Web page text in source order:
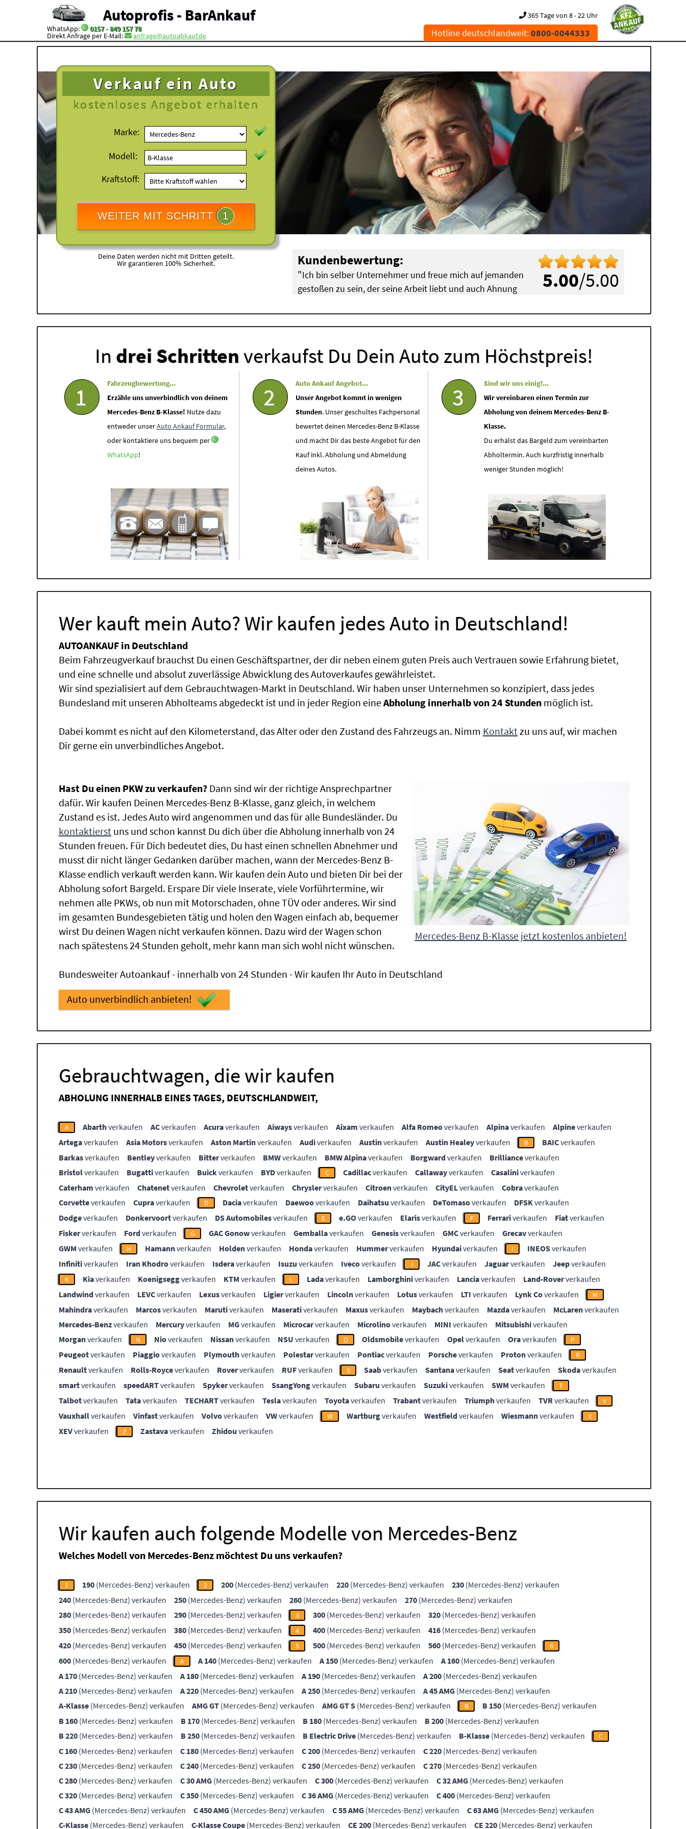
Autoprofis - BarAnkauf
WhatsApp: 0157 - 849 157 78
Direkt Anfrage per E-Mail: anfrage@autoabkauf.de
365 Tage von 8 - 22 Uhr
Hotline deutschlandweit:0800-0044333
Verkauf ein Auto
kostenloses Angebot erhalten
Marke:
Modell:
Kraftstoff:
WEITER MIT SCHRITT 1
Deine Daten werden nicht mit Dritten geteilt.
Wir garantieren 100% Sicherheit.
5.00/5.00
Kundenbewertung:
"Ich bin selber Unternehmer und freue mich auf jemanden
gestoßen zu sein, der seine Arbeit liebt und auch Ahnung
Breuer aus Köln Pulheim (BMW Motorschaden)
In drei Schrittenverkaufst Du Dein Auto zum Höchstpreis!
1
Fahrzeugbewertung...
Erzähle uns unverbindlich von deinem
Mercedes-Benz B-Klasse! Nutze dazu
entweder unserAuto Ankauf Formular,
oder kontaktiere uns bequem per
WhatsApp!
2
Auto Ankauf Angebot...
Unser Angebot kommt in wenigen
Stunden. Unser geschultes Fachpersonal
bewertet deinen Mercedes-Benz B-Klasse
und macht Dir das beste Angebot für den
Kauf inkl. Abholung und Abmeldung
deines Autos.
3
Sind wir uns einig?...
Wir vereinbaren einen Termin zur
Abholung von deinem Mercedes-Benz B-
Klasse.
Du erhälst das Bargeld zum vereinbarten
Abholtermin. Auch kurzfristig innerhalb
weniger Stunden möglich!
Wer kauft mein Auto? Wir kaufen jedes Auto in Deutschland!
AUTOANKAUF in Deutschland
Beim Fahrzeugverkauf brauchst Du einen Geschäftspartner, der dir neben einem guten Preis auch Vertrauen sowie Erfahrung bietet,
und eine schnelle und absolut zuverlässige Abwicklung des Autoverkaufes gewährleistet.
Wir sind spezialisiert auf dem Gebrauchtwagen-Markt in Deutschland. Wir haben unser Unternehmen so konzipiert, dass jedes
Bundesland mit unseren Abholteams abgedeckt ist und in jeder Region eineAbholung innerhalb von 24 Stunden möglich ist.
Dabei kommt es nicht auf den Kilometerstand, das Alter oder den Zustand des Fahrzeugs an. Nimm Kontaktzu uns auf, wir machen
Dir gerne ein unverbindliches Angebot.
Mercedes-Benz B-Klasse jetzt kostenlos anbieten!
Hast Du einen PKW zu verkaufen? Dann sind wir der richtige Ansprechpartner
dafür. Wir kaufen Deinen Mercedes-Benz B-Klasse, ganz gleich, in welchem
Zustand es ist. Jedes Auto wird angenommen und das für alle Bundesländer. Du
kontaktierst uns und schon kannst Du dich über die Abholung innerhalb von 24
Stunden freuen. Für Dich bedeutet dies, Du hast einen schnellen Abnehmer und
musst dir nicht länger Gedanken darüber machen, wann der Mercedes-Benz B-
Klasse endlich verkauft werden kann. Wir kaufen dein Auto und bieten Dir bei der
Abholung sofort Bargeld. Erspare Dir viele Inserate, viele Vorführtermine, wir
nehmen alle PKWs, ob nun mit Motorschaden, ohne TÜV oder anderes. Wir sind
im gesamten Bundesgebieten tätig und holen den Wagen einfach ab, bequemer
wirst Du deinen Wagen nicht verkaufen können. Dazu wird der Wagen schon
nach spätestens 24 Stunden geholt, mehr kann man sich wohl nicht wünschen.
Bundesweiter Autoankauf - innerhalb von 24 Stunden - Wir kaufen Ihr Auto in Deutschland
Auto unverbindlich anbieten!
Gebrauchtwagen, die wir kaufen
ABHOLUNG INNERHALB EINES TAGES, DEUTSCHLANDWEIT,
A Abarthverkaufen ACverkaufen Acuraverkaufen Aiwaysverkaufen Aixam verkaufen Alfa Romeoverkaufen Alpinaverkaufen Alpineverkaufen
Artegaverkaufen Asia Motorsverkaufen Aston Martinverkaufen Audiverkaufen Austinverkaufen Austin Healeyverkaufen B BAICverkaufen
Barkasverkaufen Bentleyverkaufen Bitterverkaufen BMWverkaufen BMW Alpinaverkaufen Borgwardverkaufen Brillianceverkaufen
Bristolverkaufen Bugattiverkaufen Buickverkaufen BYDverkaufen C Cadillacverkaufen Callawayverkaufen Casaliniverkaufen
Caterham verkaufen Chatenetverkaufen Chevroletverkaufen Chryslerverkaufen Citroenverkaufen CityELverkaufen Cobraverkaufen
Corvetteverkaufen Cupraverkaufen D Daciaverkaufen Daewooverkaufen Daihatsu verkaufen DeTomasoverkaufen DFSKverkaufen
Dodgeverkaufen Donkervoortverkaufen DS Automobilesverkaufen E e.GOverkaufen Elarisverkaufen F Ferrariverkaufen Fiatverkaufen
Fiskerverkaufen Fordverkaufen G GAC Gonowverkaufen Gemballaverkaufen Genesisverkaufen GMCverkaufen Grecavverkaufen
GWM verkaufen H Hamannverkaufen Holdenverkaufen Hondaverkaufen Hummerverkaufen Hyundaiverkaufen I INEOSverkaufen
Infinitiverkaufen Iran Khodroverkaufen Isderaverkaufen Isuzu verkaufen Ivecoverkaufen J JACverkaufen Jaguarverkaufen Jeepverkaufen
K Kiaverkaufen Koenigseggverkaufen KTM verkaufen L Ladaverkaufen Lamborghiniverkaufen Lanciaverkaufen Land-Roververkaufen
Landwindverkaufen LEVCverkaufen Lexusverkaufen Ligierverkaufen Lincolnverkaufen Lotusverkaufen LTI verkaufen Lynk Coverkaufen M
Mahindraverkaufen Marcosverkaufen Marutiverkaufen Maserativerkaufen Maxusverkaufen Maybachverkaufen Mazdaverkaufen McLarenverkaufen
Mercedes-Benzverkaufen Mercuryverkaufen MGverkaufen Microcarverkaufen Microlinoverkaufen MINI verkaufen Mitsubishiverkaufen
Morganverkaufen N Nioverkaufen Nissanverkaufen NSU verkaufen O Oldsmobileverkaufen Opelverkaufen Oraverkaufen P
Peugeotverkaufen Piaggioverkaufen Plymouthverkaufen Polestarverkaufen Pontiacverkaufen Porscheverkaufen Protonverkaufen R
Renaultverkaufen Rolls-Royceverkaufen Roververkaufen RUFverkaufen S Saabverkaufen Santanaverkaufen Seatverkaufen Skodaverkaufen
smartverkaufen speedARTverkaufen Spykerverkaufen SsangYongverkaufen Subaru verkaufen Suzukiverkaufen SWM verkaufen T
Talbotverkaufen Tataverkaufen TECHARTverkaufen Teslaverkaufen Toyotaverkaufen Trabantverkaufen Triumphverkaufen TVRverkaufen V
Vauxhallverkaufen Vinfastverkaufen Volvoverkaufen VWverkaufen W Wartburgverkaufen Westfieldverkaufen Wiesmannverkaufen X
XEVverkaufen Z Zastavaverkaufen Zhidou verkaufen
Wir kaufen auch folgende Modelle von Mercedes-Benz
Welches Modell von Mercedes-Benz möchtest Du uns verkaufen?
1 190 (Mercedes-Benz) verkaufen 2 200 (Mercedes-Benz) verkaufen 220 (Mercedes-Benz) verkaufen 230 (Mercedes-Benz) verkaufen
240 (Mercedes-Benz) verkaufen 250 (Mercedes-Benz) verkaufen 260 (Mercedes-Benz) verkaufen 270 (Mercedes-Benz) verkaufen
280 (Mercedes-Benz) verkaufen 290 (Mercedes-Benz) verkaufen 3 300 (Mercedes-Benz) verkaufen 320 (Mercedes-Benz) verkaufen
350 (Mercedes-Benz) verkaufen 380 (Mercedes-Benz) verkaufen 4 400 (Mercedes-Benz) verkaufen 416 (Mercedes-Benz) verkaufen
420 (Mercedes-Benz) verkaufen 450 (Mercedes-Benz) verkaufen 5 500 (Mercedes-Benz) verkaufen 560 (Mercedes-Benz) verkaufen 6
600 (Mercedes-Benz) verkaufen A A 140 (Mercedes-Benz) verkaufen A 150 (Mercedes-Benz) verkaufen A 160 (Mercedes-Benz) verkaufen
A 170 (Mercedes-Benz) verkaufen A 180 (Mercedes-Benz) verkaufen A 190 (Mercedes-Benz) verkaufen A 200 (Mercedes-Benz) verkaufen
A 210 (Mercedes-Benz) verkaufen A 220 (Mercedes-Benz) verkaufen A 250 (Mercedes-Benz) verkaufen A 45 AMG (Mercedes-Benz) verkaufen
A-Klasse (Mercedes-Benz) verkaufen AMG GT (Mercedes-Benz) verkaufen AMG GT S (Mercedes-Benz) verkaufen B B 150 (Mercedes-Benz) verkaufen
B 160 (Mercedes-Benz) verkaufen B 170 (Mercedes-Benz) verkaufen B 180 (Mercedes-Benz) verkaufen B 200 (Mercedes-Benz) verkaufen
B 220 (Mercedes-Benz) verkaufen B 250 (Mercedes-Benz) verkaufen B Electric Drive (Mercedes-Benz) verkaufen B-Klasse (Mercedes-Benz) verkaufen C
C 160 (Mercedes-Benz) verkaufen C 180 (Mercedes-Benz) verkaufen C 200 (Mercedes-Benz) verkaufen C 220 (Mercedes-Benz) verkaufen
C 230 (Mercedes-Benz) verkaufen C 240 (Mercedes-Benz) verkaufen C 250 (Mercedes-Benz) verkaufen C 270 (Mercedes-Benz) verkaufen
C 280 (Mercedes-Benz) verkaufen C 30 AMG (Mercedes-Benz) verkaufen C 300 (Mercedes-Benz) verkaufen C 32 AMG (Mercedes-Benz) verkaufen
C 320 (Mercedes-Benz) verkaufen C 350 (Mercedes-Benz) verkaufen C 36 AMG (Mercedes-Benz) verkaufen C 400 (Mercedes-Benz) verkaufen
C 43 AMG (Mercedes-Benz) verkaufen C 450 AMG (Mercedes-Benz) verkaufen C 55 AMG (Mercedes-Benz) verkaufen C 63 AMG (Mercedes-Benz) verkaufen
C-Klasse (Mercedes-Benz) verkaufen C-Klasse Coupe (Mercedes-Benz) verkaufen CE 200 (Mercedes-Benz) verkaufen CE 220 (Mercedes-Benz) verkaufen